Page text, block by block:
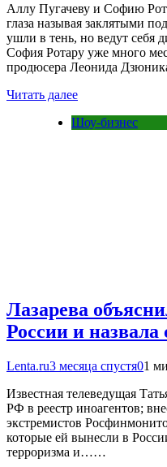
Аллу Пугачеву и Софию
глаза называя заклятыми
ушли в тень, но ведут себя
София Ротару уже много
продюсера Леонида
Читать далее
Шоу-бизнес
Лазарева
России и назвала
Lenta.ru3 месяца спустя01
Известная телеведущая
РФ в реестр иноагентов;
экстремистов
которые ей вынесли в
терроризма и……